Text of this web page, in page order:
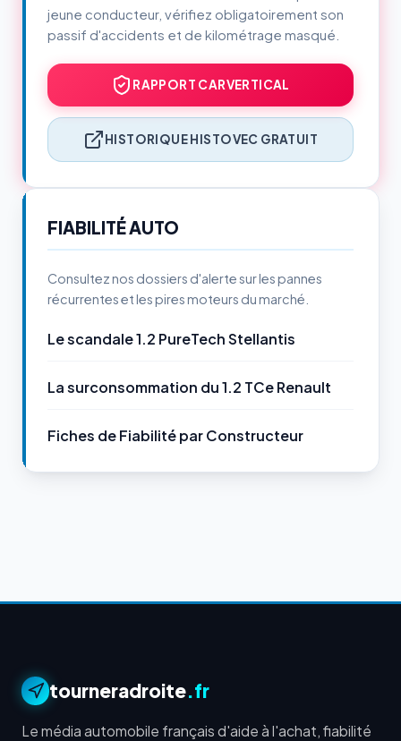
jeune conducteur, vérifiez obligatoirement son
passif d'accidents et de kilométrage masqué.
RAPPORT CARVERTICAL
HISTORIQUE HISTOVEC GRATUIT
FIABILITÉ AUTO
Consultez nos dossiers d'alerte sur les pannes
récurrentes et les pires moteurs du marché.
Le scandale 1.2 PureTech Stellantis
La surconsommation du 1.2 TCe Renault
Fiches de Fiabilité par Constructeur
tourneradroite.fr
Le média automobile français d'aide à l'achat, fiabilité